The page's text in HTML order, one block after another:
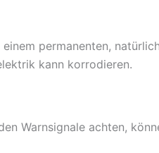
permanenten,
kann korrodieren.
Warnsignale achten,